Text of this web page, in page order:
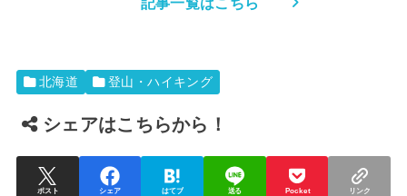
北海道 登山・ハイキング
シェアはこちらから！
ポスト シェア はてブ 送る Pocket リンク